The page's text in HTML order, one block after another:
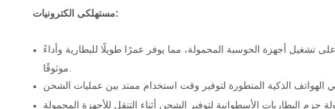
مستهلكى الكترونيات:
تشغيل أجهزة الحوسبة المحمولة، مما يوفر عمرًا طويلًا للبطارية وأداءً